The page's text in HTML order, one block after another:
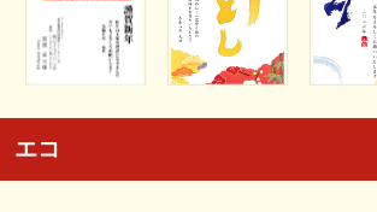
エコ